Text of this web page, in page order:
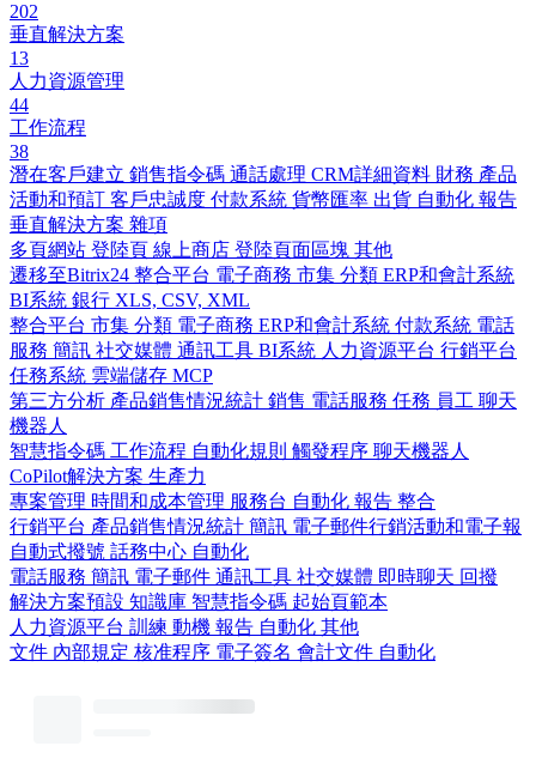
202
垂直解決方案
13
人力資源管理
44
工作流程
38
潛在客戶建立 銷售指令碼 通話處理 CRM詳細資料 財務 產品
活動和預訂 客戶忠誠度 付款系統 貨幣匯率 出貨 自動化 報告
垂直解決方案 雜項
多頁網站 登陸頁 線上商店 登陸頁面區塊 其他
遷移至Bitrix24 整合平台 電子商務 市集 分類 ERP和會計系統
BI系統 銀行 XLS, CSV, XML
整合平台 市集 分類 電子商務 ERP和會計系統 付款系統 電話
服務 簡訊 社交媒體 通訊工具 BI系統 人力資源平台 行銷平台
任務系統 雲端儲存 MCP
第三方分析 產品銷售情況統計 銷售 電話服務 任務 員工 聊天
機器人
智慧指令碼 工作流程 自動化規則 觸發程序 聊天機器人
CoPilot解決方案 生產力
專案管理 時間和成本管理 服務台 自動化 報告 整合
行銷平台 產品銷售情況統計 簡訊 電子郵件行銷活動和電子報
自動式撥號 話務中心 自動化
電話服務 簡訊 電子郵件 通訊工具 社交媒體 即時聊天 回撥
解決方案預設 知識庫 智慧指令碼 起始頁範本
人力資源平台 訓練 動機 報告 自動化 其他
文件 內部規定 核准程序 電子簽名 會計文件 自動化